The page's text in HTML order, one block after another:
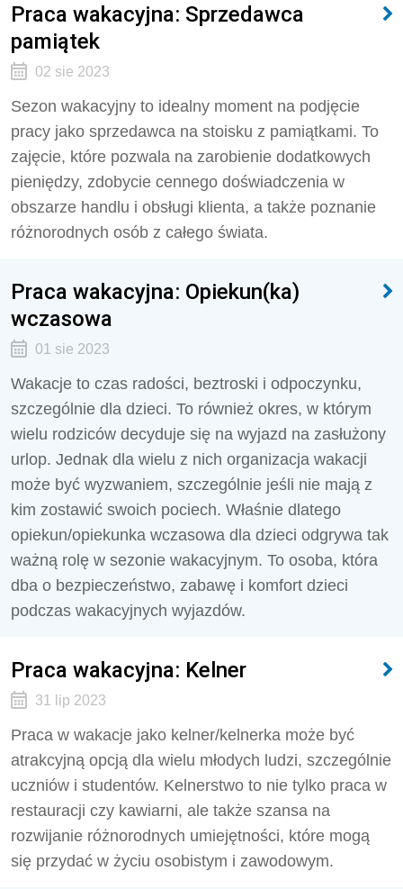
Praca wakacyjna: Sprzedawca
pamiątek
02 sie 2023
Sezon wakacyjny to idealny moment na podjęcie
pracy jako sprzedawca na stoisku z pamiątkami. To
zajęcie, które pozwala na zarobienie dodatkowych
pieniędzy, zdobycie cennego doświadczenia w
obszarze handlu i obsługi klienta, a także poznanie
różnorodnych osób z całego świata.
Praca wakacyjna: Opiekun(ka)
wczasowa
01 sie 2023
Wakacje to czas radości, beztroski i odpoczynku,
szczególnie dla dzieci. To również okres, w którym
wielu rodziców decyduje się na wyjazd na zasłużony
urlop. Jednak dla wielu z nich organizacja wakacji
może być wyzwaniem, szczególnie jeśli nie mają z
kim zostawić swoich pociech. Właśnie dlatego
opiekun/opiekunka wczasowa dla dzieci odgrywa tak
ważną rolę w sezonie wakacyjnym. To osoba, która
dba o bezpieczeństwo, zabawę i komfort dzieci
podczas wakacyjnych wyjazdów.
Praca wakacyjna: Kelner
31 lip 2023
Praca w wakacje jako kelner/kelnerka może być
atrakcyjną opcją dla wielu młodych ludzi, szczególnie
uczniów i studentów. Kelnerstwo to nie tylko praca w
restauracji czy kawiarni, ale także szansa na
rozwijanie różnorodnych umiejętności, które mogą
się przydać w życiu osobistym i zawodowym.